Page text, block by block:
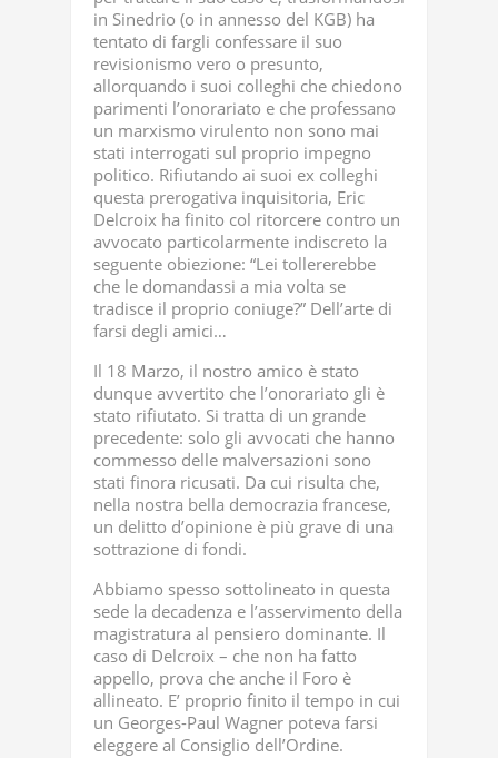
in Sinedrio (o in annesso del KGB) ha
tentato di fargli confessare il suo
revisionismo vero o presunto,
allorquando i suoi colleghi che chiedono
parimenti l’onorariato e che professano
un marxismo virulento non sono mai
stati interrogati sul proprio impegno
politico. Rifiutando ai suoi ex colleghi
questa prerogativa inquisitoria, Eric
Delcroix ha finito col ritorcere contro un
avvocato particolarmente indiscreto la
seguente obiezione: “Lei tollererebbe
che le domandassi a mia volta se
tradisce il proprio coniuge?” Dell’arte di
farsi degli amici…
Il 18 Marzo, il nostro amico è stato
dunque avvertito che l’onorariato gli è
stato rifiutato. Si tratta di un grande
precedente: solo gli avvocati che hanno
commesso delle malversazioni sono
stati finora ricusati. Da cui risulta che,
nella nostra bella democrazia francese,
un delitto d’opinione è più grave di una
sottrazione di fondi.
Abbiamo spesso sottolineato in questa
sede la decadenza e l’asservimento della
magistratura al pensiero dominante. Il
caso di Delcroix – che non ha fatto
appello, prova che anche il Foro è
allineato. E’ proprio finito il tempo in cui
un Georges-Paul Wagner poteva farsi
eleggere al Consiglio dell’Ordine.